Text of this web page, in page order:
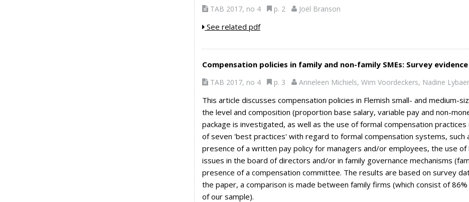
TAB 2017, no 4 p. 2 Joël Branson
See related pdf
Compensation policies in family and non-family SMEs: Survey
TAB 2017, no 4 p. 3 Anneleen Michiels, Wim Voordeckers, Nadine
This article discusses compensation policies in Flemish small- and medium-
the level and composition (proportion base salary, variable pay and non-
package is investigated, as well as the use of formal compensation practices
of seven 'best practices' with regard to formal compensation systems, such
presence of a written pay policy for managers and/or employees, the use of
issues in the board of directors and/or in family governance mechanisms
presence of a compensation committee. The results are based on survey
the paper, a comparison is made between family firms (which consist of
of our sample).